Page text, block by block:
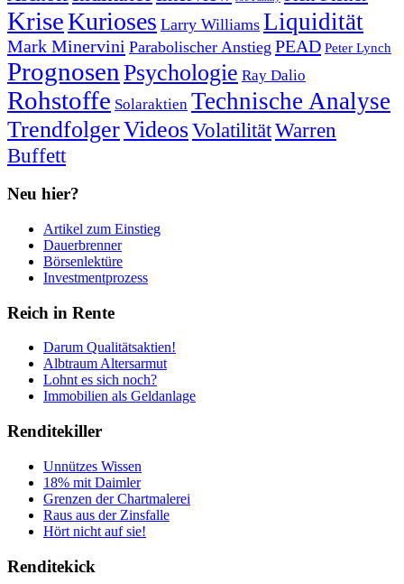
KriseKurioses Larry Williams Liquidität
Mark Minervini Parabolischer Anstieg PEAD Peter Lynch
Prognosen Psychologie Ray Dalio
Rohstoffe Solaraktien Technische Analyse
TrendfolgerVideosVolatilitätWarren
Buffett
Neu hier?
Artikel zum Einstieg
Dauerbrenner
Börsenlektüre
Investmentprozess
Reich in Rente
Darum Qualitätsaktien!
Albtraum Altersarmut
Lohnt es sich noch?
Immobilien als Geldanlage
Renditekiller
Unnützes Wissen
18% mit Daimler
Grenzen der Chartmalerei
Raus aus der Zinsfalle
Hört nicht auf sie!
Renditekick